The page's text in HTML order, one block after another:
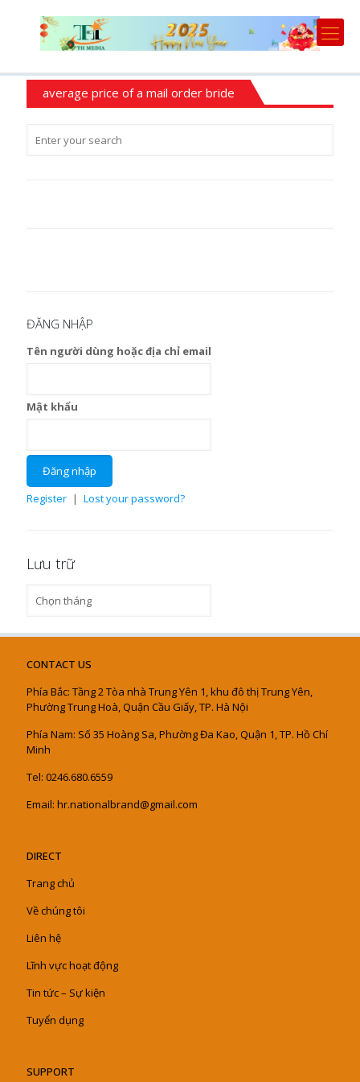
average price of a mail order bride
ĐĂNG NHẬP
Tên người dùng hoặc địa chỉ email
Mật khẩu
Register | Lost your password?
Lưu trữ
trữ
CONTACT US
Phía Bắc: Tầng 2 Tòa nhà Trung Yên 1, khu đô thị Trung Yên,
Phường Trung Hoà, Quận Cầu Giấy, TP. Hà Nội
Phía Nam: Số 35 Hoàng Sa, Phường Đa Kao, Quận 1, TP. Hồ Chí
Minh
Tel: 0246.680.6559
Email: hr.nationalbrand@gmail.com
DIRECT
Trang chủ
Về chúng tôi
Liên hệ
Lĩnh vực hoạt động
Tin tức – Sự kiện
Tuyển dụng
SUPPORT